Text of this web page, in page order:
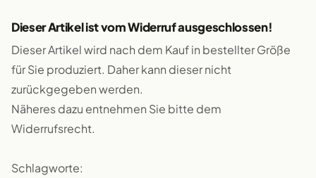
Dieser Artikel ist vom Widerruf ausgeschlossen!
Dieser Artikel wird nach dem Kauf in bestellter Größe
für Sie produziert. Daher kann dieser nicht
zurückgegeben werden.
Näheres dazu entnehmen Sie bitte dem
Widerrufsrecht.
Schlagworte: